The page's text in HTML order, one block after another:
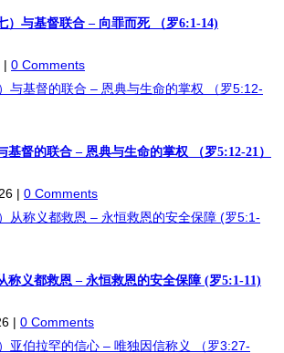
）与基督联合 – 向罪而死 （罗6:1-14)
| 0 Comments
基督的联合 – 恩典与生命的掌权 （罗5:12-21）
| 0 Comments
称义都救恩 – 永恒救恩的安全保障 (罗5:1-11)
| 0 Comments